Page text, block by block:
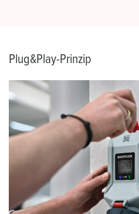
Plug&Play-Prinzip